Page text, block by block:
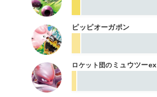
ピッピオーガポン
ロケット団の ミュウツーex